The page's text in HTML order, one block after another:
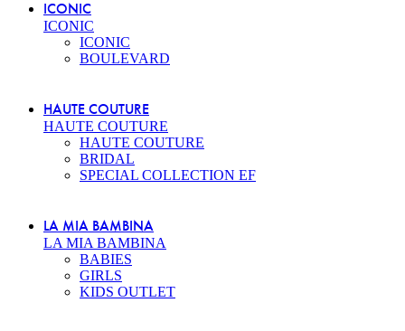
ICONIC
ICONIC
ICONIC
BOULEVARD
HAUTE COUTURE
HAUTE COUTURE
HAUTE COUTURE
BRIDAL
SPECIAL COLLECTION EF
LA MIA BAMBINA
LA MIA BAMBINA
BABIES
GIRLS
KIDS OUTLET